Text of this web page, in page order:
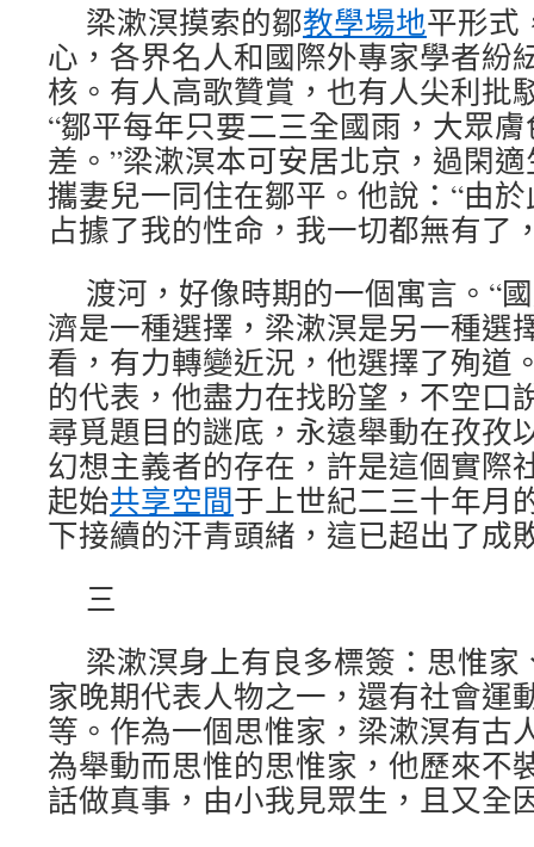
梁漱溟摸索的鄒教學場地平形式
心，各界名人和國際外專家學者紛
核。有人高歌贊賞，也有人尖利批
“鄒平每年只要二三全國雨，大眾
差。”梁漱溟本可安居北京，過閑
攜妻兒一同住在鄒平。他說：“由
占據了我的性命，我一切都無有了
渡河，好像時期的一個寓言。“
濟是一種選擇，梁漱溟是另一種選
看，有力轉變近況，他選擇了殉道
的代表，他盡力在找盼望，不空口
尋覓題目的謎底，永遠舉動在孜孜
幻想主義者的存在，許是這個實際
起始共享空間于上世紀二三十年月
下接續的汗青頭緒，這已超出了成
三
梁漱溟身上有良多標簽：思惟
家晚期代表人物之一，還有社會運
等。作為一個思惟家，梁漱溟有古
為舉動而思惟的思惟家，他歷來不
話做真事，由小我見眾生，且又全